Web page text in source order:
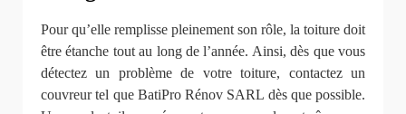
Pour qu’elle remplisse pleinement son rôle, la toiture doit
être étanche tout au long de l’année. Ainsi, dès que vous
détectez un problème de votre toiture, contactez un
couvreur tel que BatiPro Rénov SARL dès que possible.